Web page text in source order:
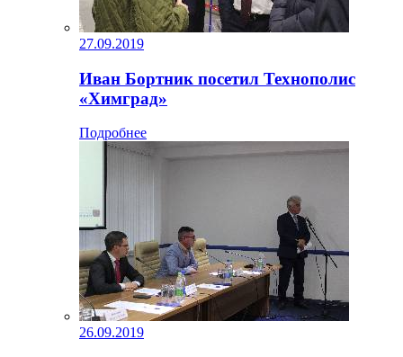
27.09.2019
Иван Бортник посетил Технополис
«Химград»
Подробнее
26.09.2019